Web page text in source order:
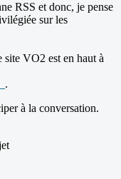
RSS et donc, je pense
sur les
site VO2 est en haut à
.
à la conversation.